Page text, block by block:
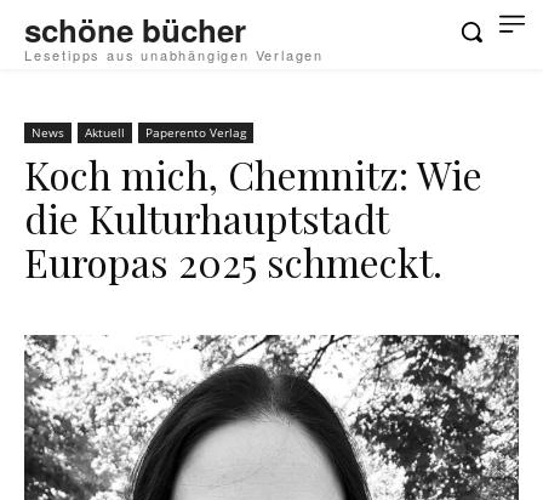
schöne bücher
Lesetipps aus unabhängigen Verlagen
News Aktuell Paperento Verlag
Koch mich, Chemnitz: Wie
die Kulturhauptstadt
Europas 2025 schmeckt.